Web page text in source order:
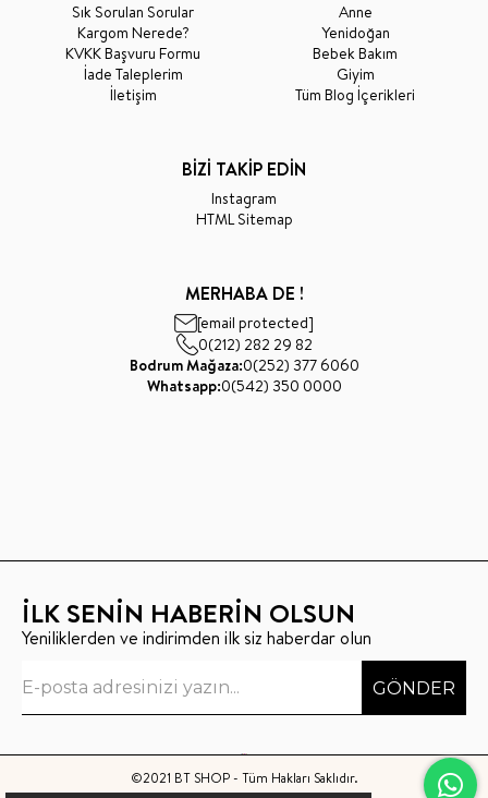
Sık Sorulan Sorular
Kargom Nerede?
KVKK Başvuru Formu
İade Taleplerim
İletişim
Anne
Yenidoğan
Bebek Bakım
Giyim
Tüm Blog İçerikleri
BİZİ TAKİP EDİN
Instagram
HTML Sitemap
MERHABA DE !
[email protected]
0(212) 282 29 82
Bodrum Mağaza:0(252) 377 6060
Whatsapp:0(542) 350 0000
İLK SENİN HABERİN OLSUN
Yeniliklerden ve indirimden ilk siz haberdar olun
GÖNDER
©2021 BT SHOP - Tüm Hakları Saklıdır.